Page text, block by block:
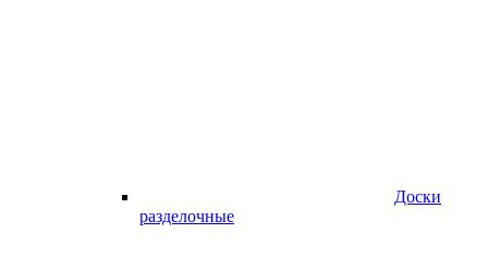
Доски
разделочные